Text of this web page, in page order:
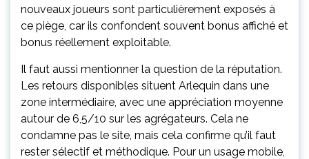
nouveaux joueurs sont particulièrement exposés à
ce piège, car ils confondent souvent bonus affiché et
bonus réellement exploitable.
Il faut aussi mentionner la question de la réputation.
Les retours disponibles situent Arlequin dans une
zone intermédiaire, avec une appréciation moyenne
autour de 6,5/10 sur les agrégateurs. Cela ne
condamne pas le site, mais cela confirme qu’il faut
rester sélectif et méthodique. Pour un usage mobile,